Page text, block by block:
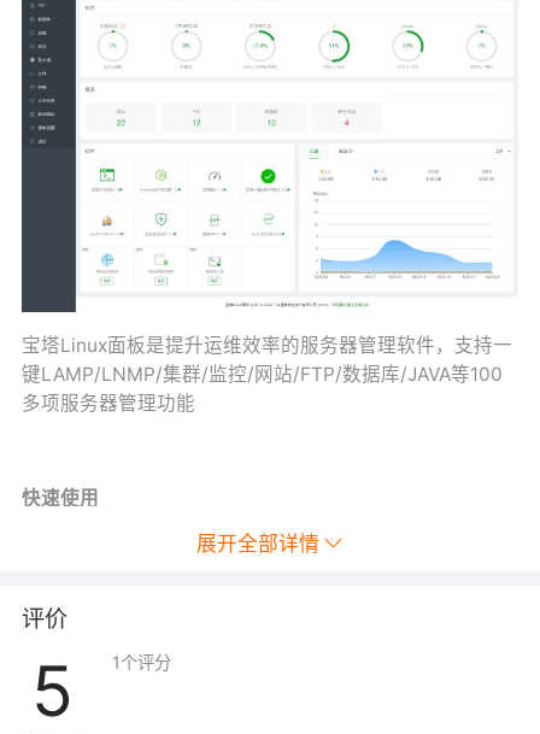
宝塔Linux面板是提升运维效率的服务器管理软件，支持一
键LAMP/LNMP/集群/监控/网站/FTP/数据库/JAVA等100
多项服务器管理功能
快速使用
1. 购买镜像，服务器将自动安装镜像
端口（参考：
3. 通过浏览器访问本镜像的入口页面（
码）：http://服务器实例公网IP:8888
展开全部详情
评价
5 1个评分